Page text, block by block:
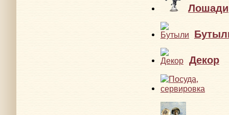
Лошади
Декор